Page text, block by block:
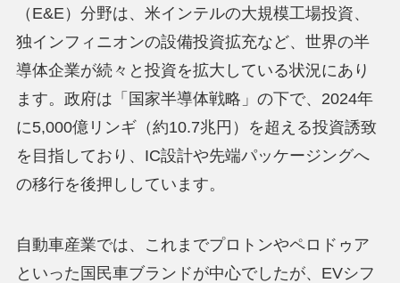
（E&E）分野は、米インテルの大規模工場投資、
独インフィニオンの設備投資拡充など、世界の半
導体企業が続々と投資を拡大している状況にあり
ます。政府は「国家半導体戦略」の下で、2024年
に5,000億リンギ（約10.7兆円）を超える投資誘致
を目指しており、IC設計や先端パッケージングへ
の移行を後押ししています。
自動車産業では、これまでプロトンやペロドゥア
といった国民車ブランドが中心でしたが、EVシフ